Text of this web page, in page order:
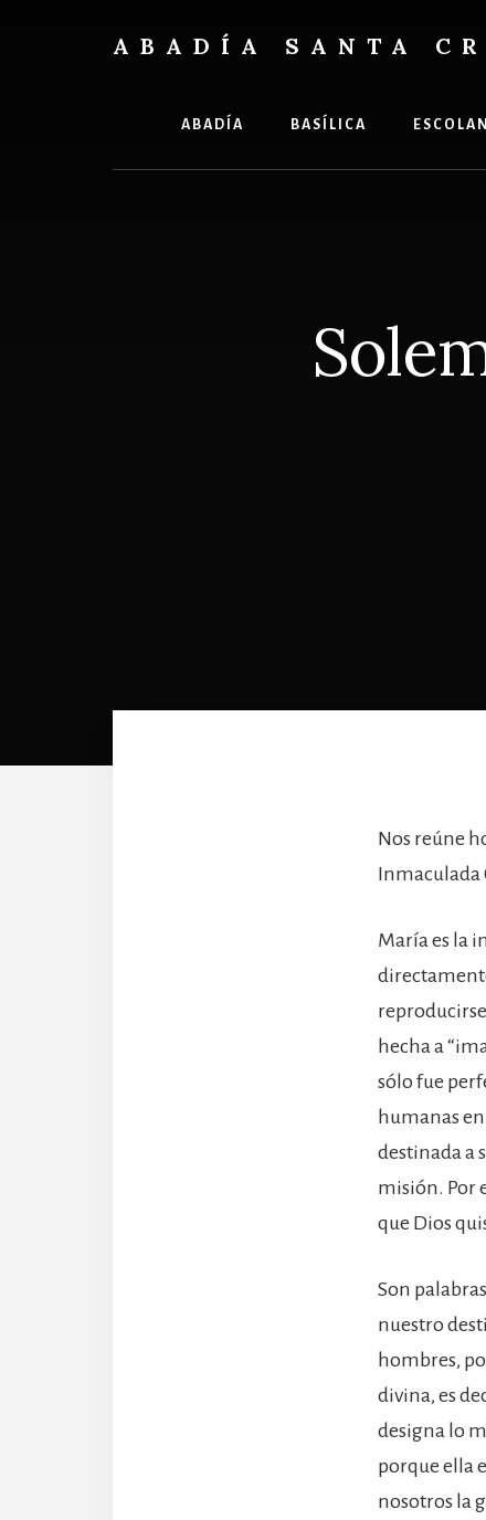
ABADÍA SANTA
ABADÍA BASÍLICA
Nos reúne
Inmaculada
María es la
hecha a
sólo fue
humanas
destinada a
misión. Por
que Dios
Son
nuestro
hombres,
divina, es
designa lo
porque ella
nosotros la